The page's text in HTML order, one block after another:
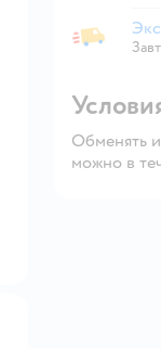
Экспресс-
Обменять
можно в